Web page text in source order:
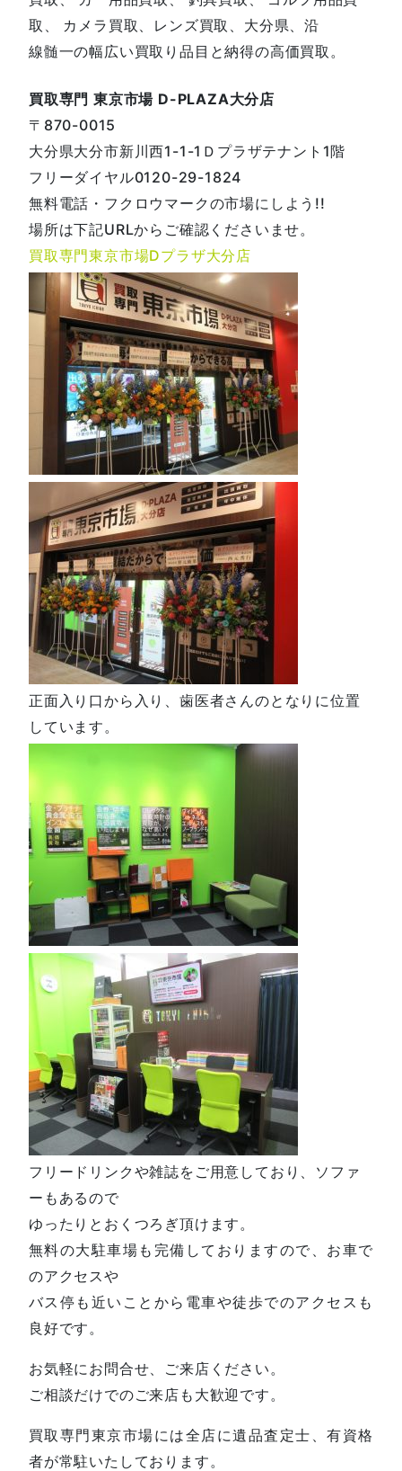
取、 カメラ買取、レンズ買取、大分県、沿
線髄一の幅広い買取り品目と納得の高価買取。
買取専門 東京市場 D-PLAZA大分店
〒870-0015
大分県大分市新川西1-1-1Ｄプラザテナント1階
フリーダイヤル0120-29-1824
無料電話・フクロウマークの市場にしよう!!
場所は下記URLからご確認くださいませ。
買取専門東京市場Dプラザ大分店
正面入り口から入り、歯医者さんのとなりに位置
しています。
フリードリンクや雑誌をご用意しており、ソファ
ーもあるので
ゆったりとおくつろぎ頂けます。
無料の大駐車場も完備しておりますので、お車で
のアクセスや
バス停も近いことから電車や徒歩でのアクセスも
良好です。
お気軽にお問合せ、ご来店ください。
ご相談だけでのご来店も大歓迎です。
買取専門東京市場には全店に遺品査定士、有資格
者が常駐いたしております。